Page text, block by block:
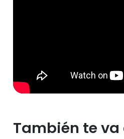
También te